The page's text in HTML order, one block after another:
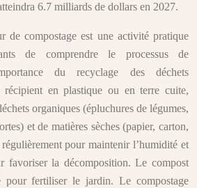
6.7 milliards de dollars en 2027.
de compostage est une activité pratique
de comprendre le processus de
du recyclage des déchets
en plastique ou en terre cuite,
organiques (épluchures de légumes,
et de matières sèches (papier, carton,
pour maintenir l’humidité et
favoriser la décomposition. Le compost
pour fertiliser le jardin. Le compostage